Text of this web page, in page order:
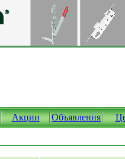
Акции Объявления